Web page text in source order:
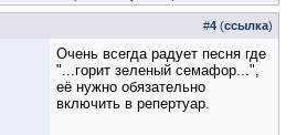
#4 (ссылка)
Очень всегда радует песня где
"...горит зеленый семафор...",
её нужно обязательно
включить в репертуар.